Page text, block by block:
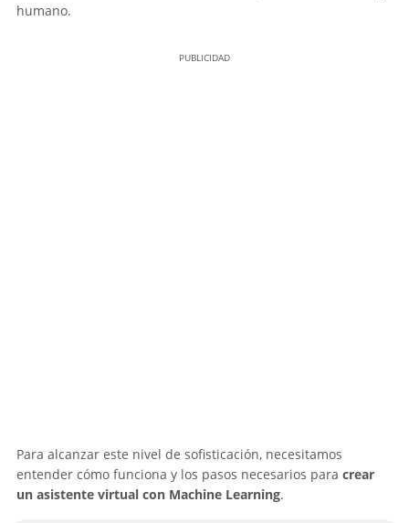
humano.
PUBLICIDAD
Para alcanzar este nivel de sofisticación, necesitamos
entender cómo funciona y los pasos necesarios para crear
un asistente virtual con Machine Learning.